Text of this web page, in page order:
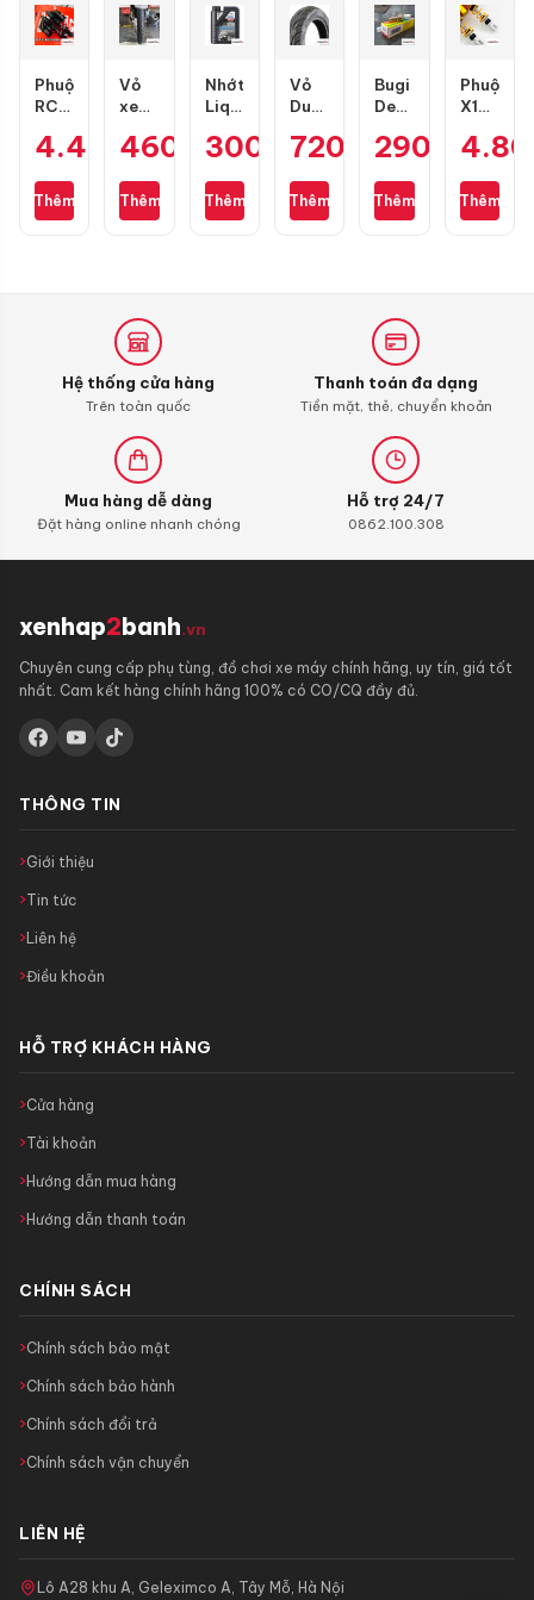
Phuộc
RCB
Pro
Air
Blade
4.400.000 ₫
Thêm
Vỏ
xe
80/90-
gai
kim
460.000₫
Thêm
Nhớt
Liqui
Motorbike
4T
10W40
300.000₫
Thêm
Vỏ
Dunlop
size
10
720.000₫
Thêm
Bugi
Denso
Air
PCX,
Lead,
Vario
290.000₫
Thêm
Phuộc
X1R
Pro
dầu
cho
Thêm
Hệ thống cửa hàng
Trên toàn quốc
Thanh toán đa dạng
Tiền mặt, thẻ, chuyển khoản
Mua hàng dễ dàng
Đặt hàng online nhanh chóng
Hỗ trợ 24/7
0862.100.308
xenhap2banh.vn
Chuyên cung cấp phụ tùng, đồ chơi xe máy chính hãng, uy tín, giá tốt
nhất. Cam kết hàng chính hãng 100% có CO/CQ đầy đủ.
THÔNG TIN
Giới thiệu
Tin tức
Liên hệ
Điều khoản
HỖ TRỢ KHÁCH HÀNG
Cửa hàng
Tài khoản
Hướng dẫn mua hàng
Hướng dẫn thanh toán
CHÍNH SÁCH
Chính sách bảo mật
Chính sách bảo hành
Chính sách đổi trả
Chính sách vận chuyển
LIÊN HỆ
Lô A28 khu A, Geleximco A, Tây Mỗ, Hà Nội